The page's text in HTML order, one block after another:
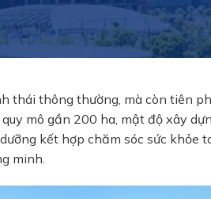
thái thông thường, mà còn tiên
mô gần 200 ha, mật độ xây
kết hợp chăm sóc sức khỏe
minh.